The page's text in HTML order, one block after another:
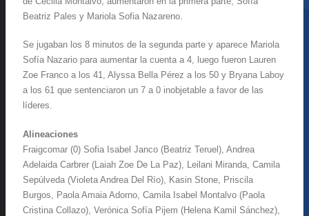
Beatriz Pales y Mariola Sofia Nazareno.
Se jugaban los 8 minutos de la segunda parte y aparece Mariola
Sofía Nazario para aumentar la cuenta a 4, luego fueron Lauren
Zoe Franco a los 41, Alyssa Bella Pérez a los 50 y Bryana Laboy
a los 61 que sentenciaron un 7 a 0 inobjetable a favor de las
líderes.
Alineaciones
Fraigcomar (0) Sofia Isabel Janco (Beatriz Teruel), Andrea
Adelaida Carbrer (Laiah Zoe De La Paz), Leilani Miranda, Camila
Sepúlveda (Violeta Andrea Del Río), Kasin Stone, Priscila
Burgos, Paola Amaia Adorno, Camila Isabel Montalvo (Paola
Cristina Collazo), Verónica Sofía Pijem (Helena Kamil Sánchez),